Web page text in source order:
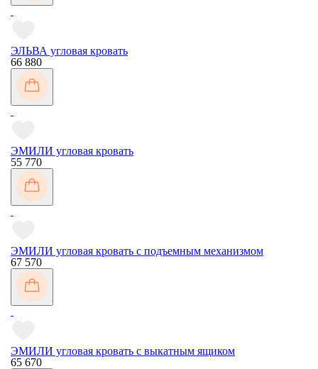
ЭЛЬВА угловая кровать
66 880
ЭМИЛИ угловая кровать
55 770
ЭМИЛИ угловая кровать с подъемным механизмом
67 570
ЭМИЛИ угловая кровать с выкатным ящиком
65 670